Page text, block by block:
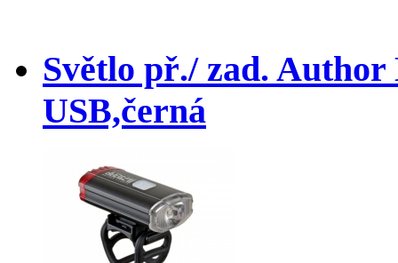
Světlo př./ zad. Author
USB,černá